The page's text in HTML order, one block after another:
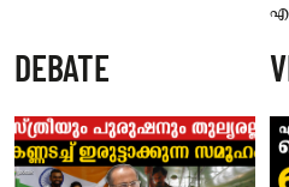
DEBATE